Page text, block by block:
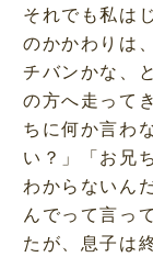
それでも私は
のかかわりは
チバンかな、
の方へ走って
ちに何か言わ
い？」「お兄
わからないん
んでって言っ
たが、息子は